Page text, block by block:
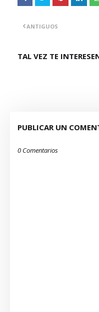
ANTIGUOS
TAL VEZ TE
PUBLICAR UN
0 Comentarios